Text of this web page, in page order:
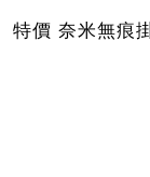
特價 奈米無痕